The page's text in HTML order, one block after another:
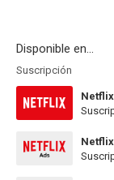
Disponible en...
Suscripción
Netflix